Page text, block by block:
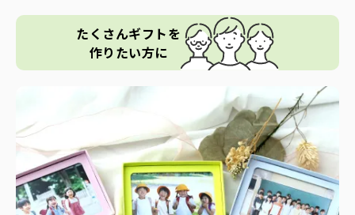
たくさんギフトを
作りたい方に